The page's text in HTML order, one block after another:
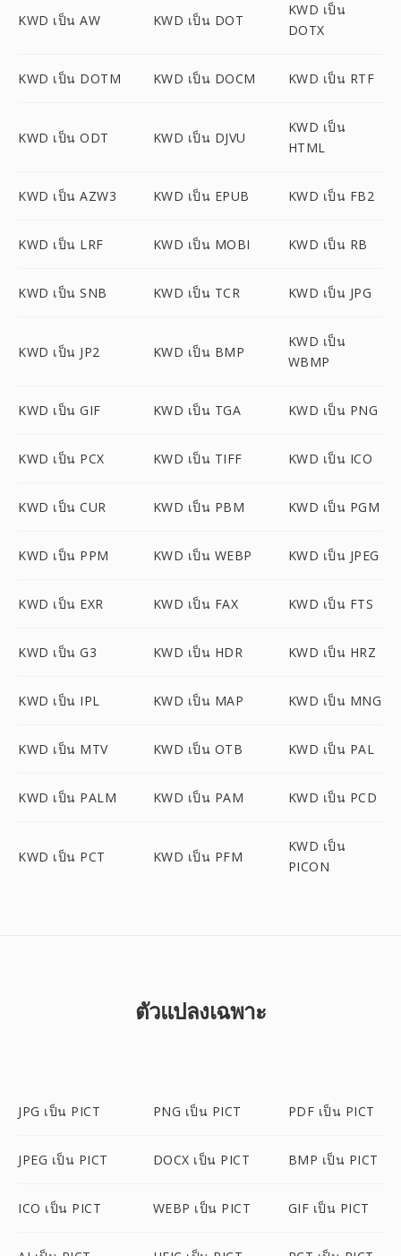
KWD เป็น AW KWD เป็น DOT
KWD เป็น
DOTX
KWD เป็น DOTM KWD เป็น DOCM KWD เป็น RTF
KWD เป็น ODT KWD เป็น DJVU
KWD เป็น
HTML
KWD เป็น AZW3 KWD เป็น EPUB KWD เป็น FB2
KWD เป็น LRF KWD เป็น MOBI KWD เป็น RB
KWD เป็น SNB KWD เป็น TCR KWD เป็น JPG
KWD เป็น JP2 KWD เป็น BMP
KWD เป็น
WBMP
KWD เป็น GIF KWD เป็น TGA KWD เป็น PNG
KWD เป็น PCX KWD เป็น TIFF KWD เป็น ICO
KWD เป็น CUR KWD เป็น PBM KWD เป็น PGM
KWD เป็น PPM KWD เป็น WEBP KWD เป็น JPEG
KWD เป็น EXR KWD เป็น FAX KWD เป็น FTS
KWD เป็น G3 KWD เป็น HDR KWD เป็น HRZ
KWD เป็น IPL KWD เป็น MAP KWD เป็น MNG
KWD เป็น MTV KWD เป็น OTB KWD เป็น PAL
KWD เป็น PALM KWD เป็น PAM KWD เป็น PCD
KWD เป็น PCT KWD เป็น PFM
KWD เป็น
PICON
ตัวแปลงเฉพาะ
JPG เป็น PICT PNG เป็น PICT PDF เป็น PICT
JPEG เป็น PICT DOCX เป็น PICT BMP เป็น PICT
ICO เป็น PICT WEBP เป็น PICT GIF เป็น PICT